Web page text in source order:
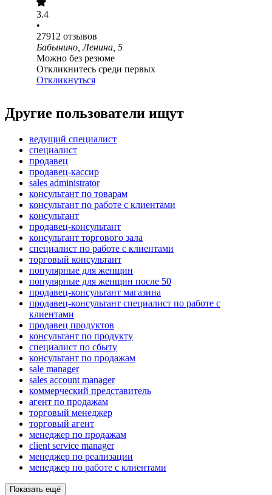
3.4
•
27912 отзывов
Бабынино, Ленина, 5
Можно без резюме
Откликнитесь среди первых
Откликнуться
Другие пользователи ищут
ведущий специалист
специалист
продавец
продавец-кассир
sales administrator
консультант по товарам
консультант по работе с клиентами
консультант
продавец-консультант
консультант торгового зала
специалист по работе с клиентами
торговый консультант
популярные для женщин
популярные для женщин после 50
продавец-консультант магазина
продавец-консультант специалист по работе с
клиентами
продавец продуктов
консультант по продукту
специалист по сбыту
консультант по продажам
sale manager
sales account manager
коммерческий представитель
агент по продажам
торговый менеджер
торговый агент
менеджер по продажам
client service manager
менеджер по реализации
менеджер по работе с клиентами
Показать ещё